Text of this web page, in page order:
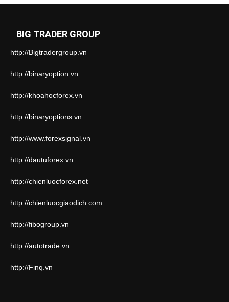
BIG TRADER GROUP
http://Bigtradergroup.vn
http://binaryoption.vn
http://khoahocforex.vn
http://binaryoptions.vn
http://www.forexsignal.vn
http://dautuforex.vn
http://chienluocforex.net
http://chienluocgiaodich.com
http://fibogroup.vn
http://autotrade.vn
http://Finq.vn